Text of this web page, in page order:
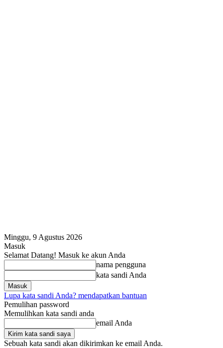
Minggu, 9 Agustus 2026
Masuk
Selamat Datang! Masuk ke akun Anda
nama pengguna
kata sandi Anda
Lupa kata sandi Anda? mendapatkan bantuan
Pemulihan password
Memulihkan kata sandi anda
email Anda
Sebuah kata sandi akan dikirimkan ke email Anda.